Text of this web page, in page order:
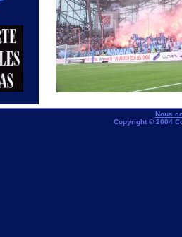
Nous
Copyright © 2004